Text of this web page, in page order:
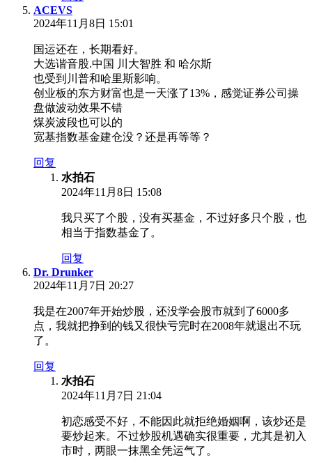
ACEVS
2024年11月8日 15:01
国运还在，长期看好。
大选谐音股.中国 川大智胜 和 哈尔斯
也受到川普和哈里斯影响。
创业板的东方财富也是一天涨了13%，感觉证券公司操
盘做波动效果不错
煤炭波段也可以的
宽基指数基金建仓没？还是再等等？
回复
水拍石
2024年11月8日 15:08
我只买了个股，没有买基金，不过好多只个股，也
相当于指数基金了。
回复
Dr. Drunker
2024年11月7日 20:27
我是在2007年开始炒股，还没学会股市就到了6000多
点，我就把挣到的钱又很快亏完时在2008年就退出不玩
了。
回复
水拍石
2024年11月7日 21:04
初恋感受不好，不能因此就拒绝婚姻啊，该炒还是
要炒起来。不过炒股机遇确实很重要，尤其是初入
市时，两眼一抹黑全凭运气了。